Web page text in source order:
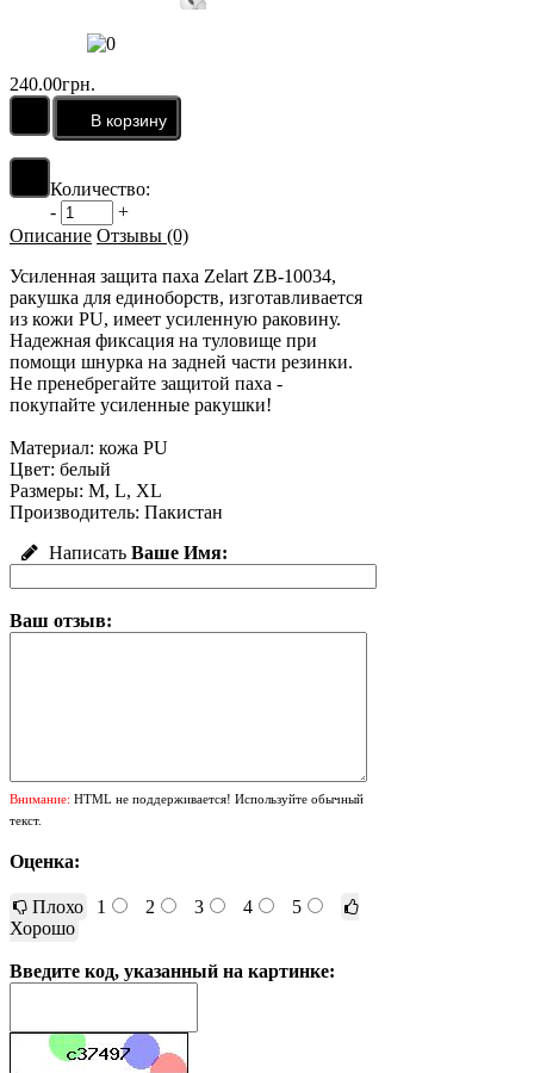
240.00грн.
Количество:
-
+
Описание Отзывы (0)
Усиленная защита паха Zelart ZB-10034,
ракушка для единоборств, изготавливается
из кожи PU, имеет усиленную раковину.
Надежная фиксация на туловище при
помощи шнурка на задней части резинки.
Не пренебрегайте защитой паха -
покупайте усиленные ракушки!
Материал: кожа PU
Цвет: белый
Размеры: M, L, XL
Производитель: Пакистан
Написать Ваше Имя:
Ваш отзыв:
Внимание: HTML не поддерживается! Используйте обычный
текст.
Оценка:
Плохо 1 2 3 4
5
Хорошо
Введите код, указанный на картинке: